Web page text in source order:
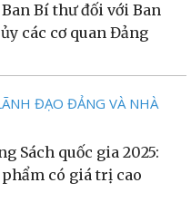
Bí thư đối với Ban
các cơ quan Đảng
ĐẠO ĐẢNG VÀ NHÀ
Sách quốc gia 2025:
có giá trị cao